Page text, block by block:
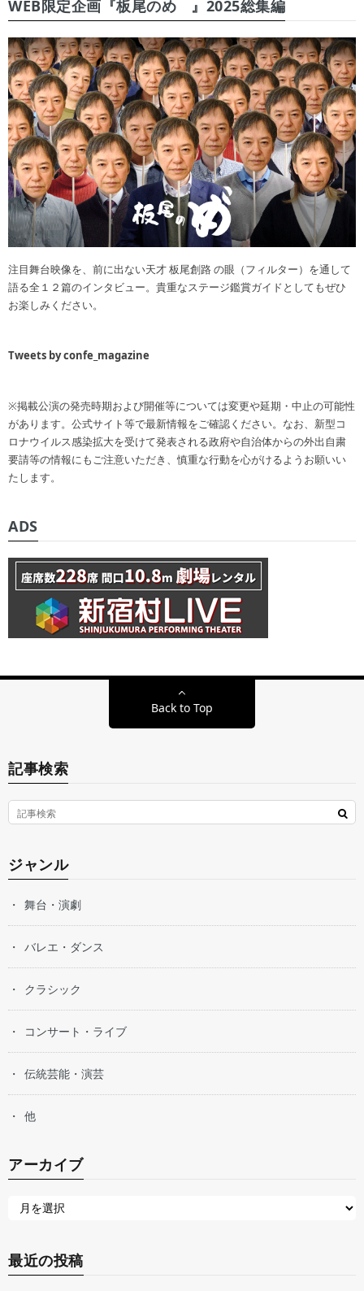
WEB限定企画『板尾のめ゙』2025総集編
注目舞台映像を、前に出ない天才 板尾創路 の眼（フィルター）を通して
語る全１２篇のインタビュー。貴重なステージ鑑賞ガイドとしてもぜひ
お楽しみください。
Tweets by confe_magazine
※掲載公演の発売時期および開催等については変更や延期・中止の可能性
があります。公式サイト等で最新情報をご確認ください。なお、新型コ
ロナウイルス感染拡大を受けて発表される政府や自治体からの外出自粛
要請等の情報にもご注意いただき、慎重な行動を心がけるようお願いい
たします。
ADS
Back to Top
記事検索
ジャンル
舞台・演劇
バレエ・ダンス
クラシック
コンサート・ライブ
伝統芸能・演芸
他
アーカイブ
最近の投稿